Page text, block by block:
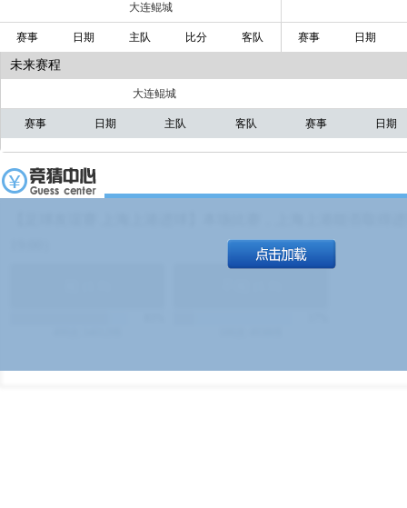
大连鲲城
赛事 日期 主队 比分 客队 赛事 日期
未来赛程
大连鲲城
赛事 日期 主队 客队 赛事 日期